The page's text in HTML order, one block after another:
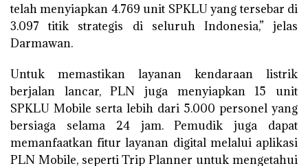
telah menyiapkan 4.769 unit SPKLU yang tersebar di
3.097 titik strategis di seluruh Indonesia,” jelas
Darmawan.
Untuk memastikan layanan kendaraan listrik
berjalan lancar, PLN juga menyiapkan 15 unit
SPKLU Mobile serta lebih dari 5.000 personel yang
bersiaga selama 24 jam. Pemudik juga dapat
memanfaatkan fitur layanan digital melalui aplikasi
PLN Mobile, seperti Trip Planner untuk mengetahui